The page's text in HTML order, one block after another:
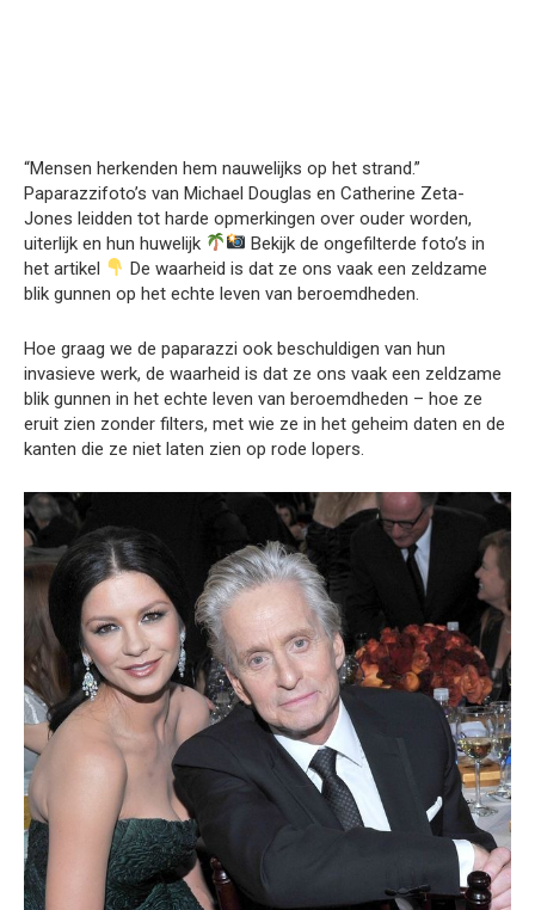
“Mensen herkenden hem nauwelijks op het strand.”
Paparazzifoto’s van Michael Douglas en Catherine Zeta-
Jones leidden tot harde opmerkingen over ouder worden,
uiterlijk en hun huwelijk
Bekijk de ongefilterde foto’s in
het artikel
De waarheid is dat ze ons vaak een zeldzame
blik gunnen op het echte leven van beroemdheden.
Hoe graag we de paparazzi ook beschuldigen van hun
invasieve werk, de waarheid is dat ze ons vaak een zeldzame
blik gunnen in het echte leven van beroemdheden – hoe ze
eruit zien zonder filters, met wie ze in het geheim daten en de
kanten die ze niet laten zien op rode lopers.